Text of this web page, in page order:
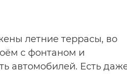
летние террасы, во
с фонтаном и
автомобилей. Есть